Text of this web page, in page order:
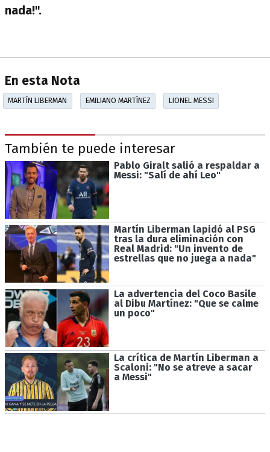
nada!".
En esta Nota
MARTÍN LIBERMAN EMILIANO MARTÍNEZ LIONEL MESSI
También te puede interesar
Pablo Giralt salió a respaldar a
Messi: "Salí de ahí Leo"
Martín Liberman lapidó al PSG
tras la dura eliminación con
Real Madrid: "Un invento de
estrellas que no juega a nada"
La advertencia del Coco Basile
al Dibu Martínez: "Que se calme
un poco"
La crítica de Martín Liberman a
Scaloni: "No se atreve a sacar
a Messi"